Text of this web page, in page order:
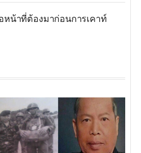
หน้าที่ต้องมาก่อนการเคาท์